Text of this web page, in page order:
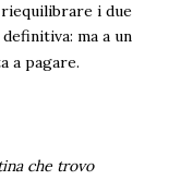
i due
ma a un
a pagare.
che trovo